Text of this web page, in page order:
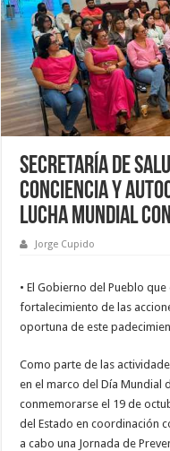
Secretaría de
conciencia y
lucha mundial
Jorge Cupido
• El Gobierno del Pueblo
fortalecimiento de las
oportuna de este
Como parte de las
en el marco del Día Mundial
conmemorarse el 19 de
del Estado en coordinación
a cabo una Jornada de